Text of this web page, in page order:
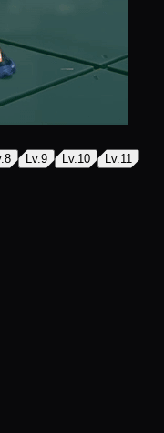
Lv.9 Lv.10
Lv.11